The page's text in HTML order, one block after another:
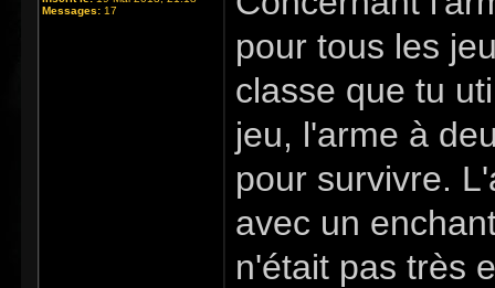
Messages: 17
pour tous les
classe que tu
jeu, l'arme à
pour survivre.
avec un
n'était pas très